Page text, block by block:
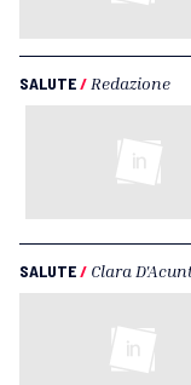
SALUTE/ Redazione
SALUTE/ Clara